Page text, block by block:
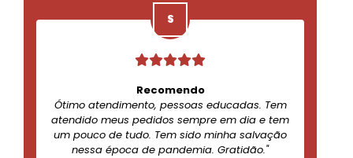
Recomendo
Ótimo atendimento, pessoas educadas. Tem
atendido meus pedidos sempre em dia e tem
um pouco de tudo. Tem sido minha salvação
nessa época de pandemia. Gratidão."